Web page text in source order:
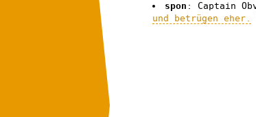
spon : Captain
und betrügen eher.